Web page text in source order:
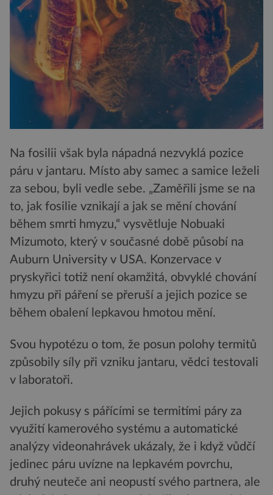
Na fosilii však byla nápadná nezvyklá pozice
páru v jantaru. Místo aby samec a samice leželi
za sebou, byli vedle sebe. „Zaměřili jsme se na
to, jak fosilie vznikají a jak se mění chování
během smrti hmyzu,“ vysvětluje Nobuaki
Mizumoto, který v současné době působí na
Auburn University v USA. Konzervace v
pryskyřici totiž není okamžitá, obvyklé chování
hmyzu při páření se přeruší a jejich pozice se
během obalení lepkavou hmotou mění.
Svou hypotézu o tom, že posun polohy termitů
způsobily síly při vzniku jantaru, vědci testovali
v laboratoři.
Jejich pokusy s pářícími se termitími páry za
využití kamerového systému a automatické
analýzy videonahrávek ukázaly, že i když vůdčí
jedinec páru uvízne na lepkavém povrchu,
druhý neuteče ani neopustí svého partnera, ale